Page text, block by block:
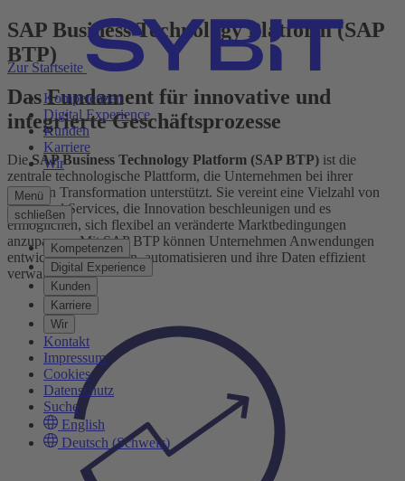
Zur Startseite
Kompetenzen
Digital Experience
Kunden
Karriere
Wir
Menü
schließen
Kompetenzen
Digital Experience
Kunden
Karriere
Wir
Kontakt
Impressum
Cookies
Datenschutz
Suche
English
Deutsch (Schweiz)
SAP Business Technology Platform (SAP
BTP)
Das Fundament für innovative und
integrierte Geschäftsprozesse
DieSAP Business Technology Platform (SAP BTP) ist die
zentrale technologische Plattform, die Unternehmen bei ihrer
digitalen Transformation unterstützt. Sie vereint eine Vielzahl von
Tools und Services, die Innovation beschleunigen und es
ermöglichen, sich flexibel an veränderte Marktbedingungen
anzupassen. Mit SAP BTP können Unternehmen Anwendungen
entwickeln, integrieren, automatisieren und ihre Daten effizient
verwalten.